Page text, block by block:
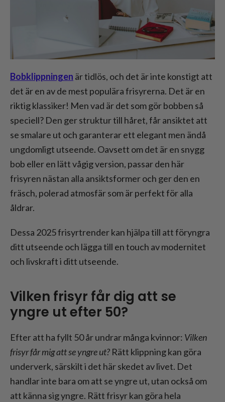
Bobklippningen är tidlös, och det är inte konstigt att
det är en av de mest populära frisyrerna. Det är en
riktig klassiker! Men vad är det som gör bobben så
speciell? Den ger struktur till håret, får ansiktet att
se smalare ut och garanterar ett elegant men ändå
ungdomligt utseende. Oavsett om det är en snygg
bob eller en lätt vågig version, passar den här
frisyren nästan alla ansiktsformer och ger den en
fräsch, polerad atmosfär som är perfekt för alla
åldrar.
Dessa 2025 frisyrtrender kan hjälpa till att föryngra
ditt utseende och lägga till en touch av modernitet
och livskraft i ditt utseende.
Vilken frisyr får dig att se
yngre ut efter 50?
Efter att ha fyllt 50 år undrar många kvinnor: Vilken
frisyr får mig att se yngre ut? Rätt klippning kan göra
underverk, särskilt i det här skedet av livet. Det
handlar inte bara om att se yngre ut, utan också om
att känna sig yngre. Rätt frisyr kan göra hela